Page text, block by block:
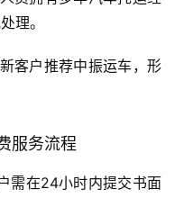
理。
客户推荐中振运车，形
服务流程
需在24小时内提交书面